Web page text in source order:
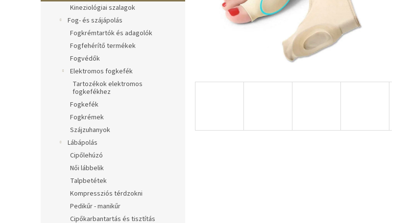
l
Kineziológiai szalagok
Fog- és szájápolás
Fogkrémtartók és adagolók
Fogfehérítő termékek
Fogvédők
Elektromos fogkefék
Tartozékok elektromos
fogkefékhez
Fogkefék
Fogkrémek
Szájzuhanyok
Lábápolás
Cipőlehúzó
Női lábbelik
Talpbetétek
Kompressziós térdzokni
Pedikűr - manikűr
Cipőkarbantartás és tisztítás